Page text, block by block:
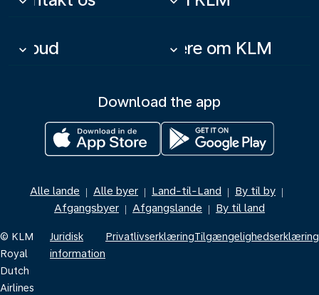
Tilbud
keyboard_arrow_down Mere om KLM
keyboard_arrow_down
Download the app
Alle lande | Alle byer | Land-til-Land | By til by |
Afgangsbyer | Afgangslande | By til land
© KLM
Royal
Dutch
Airlines
Juridisk
information
PrivatlivserklæringTilgængelighedserklæring